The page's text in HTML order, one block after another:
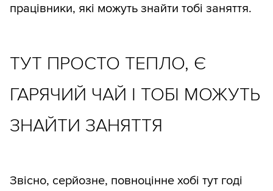
працівники, які можуть знайти тобі заняття.
ТУТ ПРОСТО ТЕПЛО, Є
ГАРЯЧИЙ ЧАЙ І ТОБІ МОЖУТЬ
ЗНАЙТИ ЗАНЯТТЯ
Звісно, серйозне, повноцінне хобі тут годі